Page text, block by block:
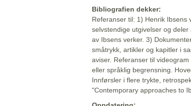
Bibliografien dekker:
Referanser til: 1) Henrik Ibsens
selvstendige utgivelser og
av Ibsens verker. 3)
småtrykk, artikler og kapitler i
aviser. Referanser til
eller språklig begrensning.
Innførsler i flere trykte,
"Contemporary approaches to